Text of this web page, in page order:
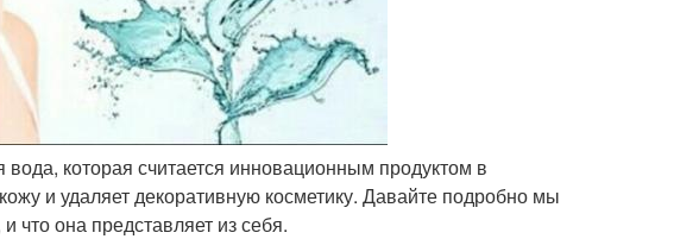
которая считается инновационным продуктом в
и удаляет декоративную косметику. Давайте подробно мы
что она представляет из себя.